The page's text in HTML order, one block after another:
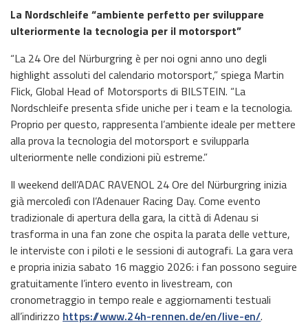
La Nordschleife “ambiente perfetto per sviluppare
ulteriormente la tecnologia per il motorsport”
“La 24 Ore del Nürburgring è per noi ogni anno uno degli
highlight assoluti del calendario motorsport,” spiega Martin
Flick, Global Head of Motorsports di BILSTEIN. “La
Nordschleife presenta sfide uniche per i team e la tecnologia.
Proprio per questo, rappresenta l’ambiente ideale per mettere
alla prova la tecnologia del motorsport e svilupparla
ulteriormente nelle condizioni più estreme.”
Il weekend dell’ADAC RAVENOL 24 Ore del Nürburgring inizia
già mercoledì con l’Adenauer Racing Day. Come evento
tradizionale di apertura della gara, la città di Adenau si
trasforma in una fan zone che ospita la parata delle vetture,
le interviste con i piloti e le sessioni di autografi. La gara vera
e propria inizia sabato 16 maggio 2026: i fan possono seguire
gratuitamente l’intero evento in livestream, con
cronometraggio in tempo reale e aggiornamenti testuali
all’indirizzo https://www.24h-rennen.de/en/live-en/.